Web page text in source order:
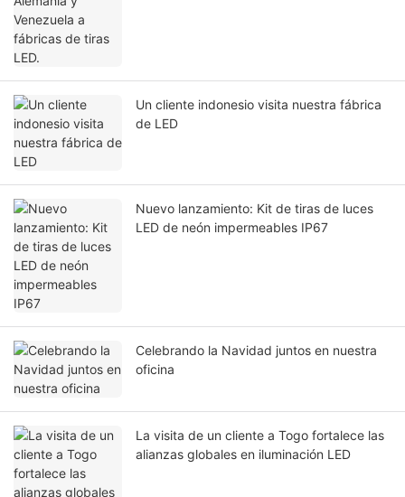
Un cliente indonesio visita nuestra fábrica
de LED
Nuevo lanzamiento: Kit de tiras de luces
LED de neón impermeables IP67
Celebrando la Navidad juntos en nuestra
oficina
La visita de un cliente a Togo fortalece las
alianzas globales en iluminación LED